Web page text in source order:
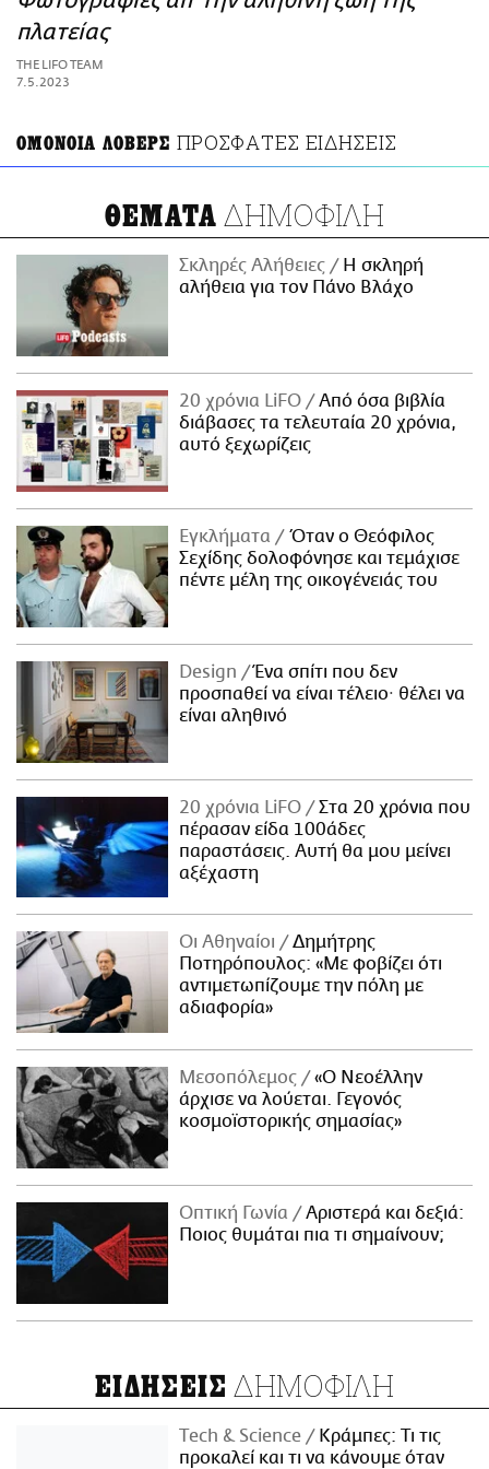
ΑΜΠΑ
PRINT
πλατείας
THE LIFO TEAM
7.5.2023
ΟΜΟΝΟΙΑ ΛΟΒΕΡΣ ΠΡΟΣΦΑΤΕΣ ΕΙΔΗΣΕΙΣ
ΘΕΜΑΤΑ ΔΗΜΟΦΙΛΗ
Σκληρές Αλήθειες
H σκληρή
αλήθεια για τον Πάνο Βλάχο
20 χρόνια LiFO
Από όσα βιβλία
διάβασες τα τελευταία 20 χρόνια,
αυτό ξεχωρίζεις
Εγκλήματα
Όταν ο Θεόφιλος
Σεχίδης δολοφόνησε και τεμάχισε
πέντε μέλη της οικογένειάς του
Design
Ένα σπίτι που δεν
προσπαθεί να είναι τέλειο· θέλει να
είναι αληθινό
20 χρόνια LiFO
Στα 20 χρόνια που
πέρασαν είδα 100άδες
παραστάσεις. Αυτή θα μου μείνει
αξέχαστη
Οι Αθηναίοι
Δημήτρης
Ποτηρόπουλος: «Με φοβίζει ότι
αντιμετωπίζουμε την πόλη με
αδιαφορία»
Μεσοπόλεμος
«Ο Νεοέλλην
άρχισε να λούεται. Γεγονός
κοσμοϊστορικής σημασίας»
Οπτική Γωνία
Αριστερά και δεξιά:
Ποιος θυμάται πια τι σημαίνουν;
ΕΙΔΗΣΕΙΣ ΔΗΜΟΦΙΛΗ
Τech & Science
Κράμπες: Τι τις
προκαλεί και τι να κάνουμε όταν